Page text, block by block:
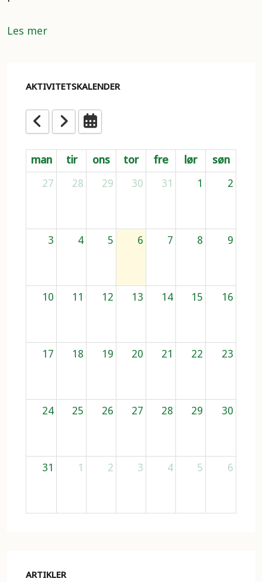
Les mer
AKTIVITETSKALENDER
man tir ons tor fre lør
søn
27
28 29 30 31 1 2
3 4 5 6 7 8 9
10 11 12 13 14 15 16
17 18 19 20 21 22 23
24 25 26 27 28 29 30
31 1 2 3 4 5 6
ARTIKLER